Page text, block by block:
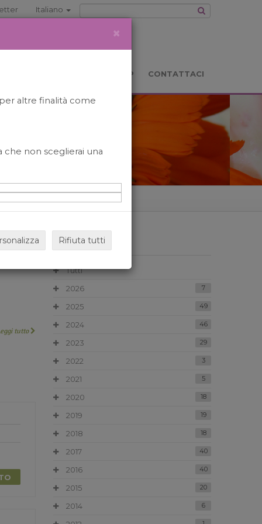
Italiano
BOOKSHOP CONTATTACI
tutto
ARCHIVIO
Tutti
2026
7
2025 49
2024 46
2023 29
2022 3
2021 5
2020 18
2019 19
2018 18
2017 40
2016 40
2015 20
2014 6
×
altre finalità come
che non sceglierai una
Rifiuta tutti